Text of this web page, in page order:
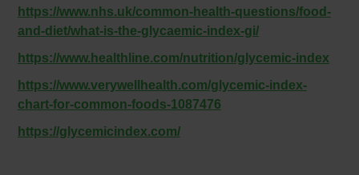
https://www.nhs.uk/common-health-questions/food-
and-diet/what-is-the-glycaemic-index-gi/
https://www.healthline.com/nutrition/glycemic-index
https://www.verywellhealth.com/glycemic-index-
chart-for-common-foods-1087476
https://glycemicindex.com/